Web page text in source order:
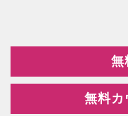
無
無料カ